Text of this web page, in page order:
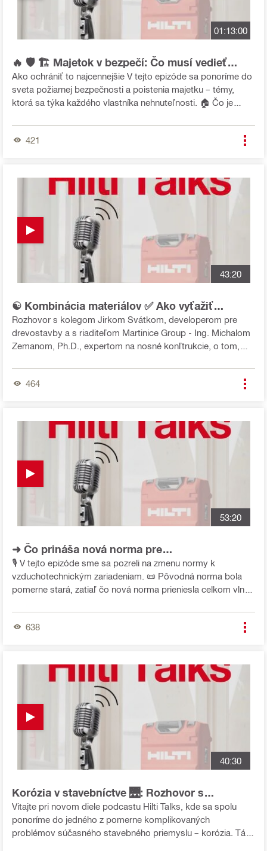
01:13:00
🔥 🛡️ 🏗️ Majetok v bezpečí: Čo musí vedieť
každý vlastník?
Ako ochrániť to najcennejšie V tejto epizóde sa ponoríme do
sveta požiarnej bezpečnosti a poistenia majetku – témy,
ktorá sa týka každého vlastníka nehnuteľnosti. 🏠 Čo je
riziká? A aké technické riešenia môžu skutočne zachrániť
majetok? Na mikrofóne vítame trojicu odborníkov: 👨‍🏫
Česká asociace pojišťoven - expert na poistné riziká 🔧 Aleš
Havel – Hilti ČR, špecialista požiarnej ochrany Zistíte, ako sa
dá požiarom predchádzať, ako nastaviť poistku tak, aby
fungovala, a prečo je kombinácia technológie, prevencie a
vzdelania kľúčom k bezpečnej budúcnosti. 💡
421
43:20
☯️ Kombinácia materiálov ✅ Ako vyťažiť
maximum z dreva a betónu
Rozhovor s kolegom Jirkom Svátkom, developerom pre
drevostavby a s riaditeľom Martinice Group - Ing. Michalom
Zemanom, Ph.D., expertom na nosné konľtrukcie, o tom,
udržateľnosti, ale aj o statike, rýchlosti výstavby a efektivite
využitia priestoru. ➡️ Kde dávajú tieto stropy zmysel? ➡️ Aké
je to je s CO2 a akými certifikátmi táto kombinácia
disponuje? Vypočujte si tento diel a dozviete sa množstvo
zaujímavých a pokrokových informácií.
464
53:20
➜ Čo prináša nová norma pre
vzduchotechnické zariadenia?💨🔥💨
🎙️ V tejto epizóde sme sa pozreli na zmenu normy k
vzduchotechnickým zariadeniam. 📜 Pôvodná norma bola
pomerne stará, zatiaľ čo nová norma prieniesla celkom vlnu
viceprezidentovi Asociácie pasívnej požiarnej ochrany
Slovenskej republiky a kolegovi Alešovi Havlovi, ktorý
medzi pôvodnou a novou normou. 📏🔍🔥
638
40:30
Korózia v stavebníctve 🌉: Rozhovor s
expertkou Ing. Kateřinou Kreislovou Ph.D.
(SVUOM)
Vitajte pri novom diele podcastu Hilti Talks, kde sa spolu
ponoríme do jedného z pomerne komplikovaných
problémov súčasného stavebného priemyslu – korózia. Táto